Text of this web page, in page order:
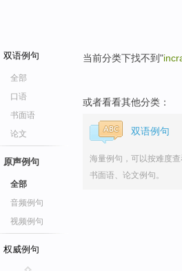
双语例句
全部
口语
书面语
论文
原声例句
全部
音频例句
视频例句
权威例句
当前分类下找不到"
或者看看其他分类：
双语例句
海量例句，可以按难度查
书面语、论文例句。